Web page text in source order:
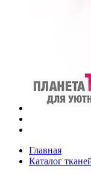
Главная
Каталог